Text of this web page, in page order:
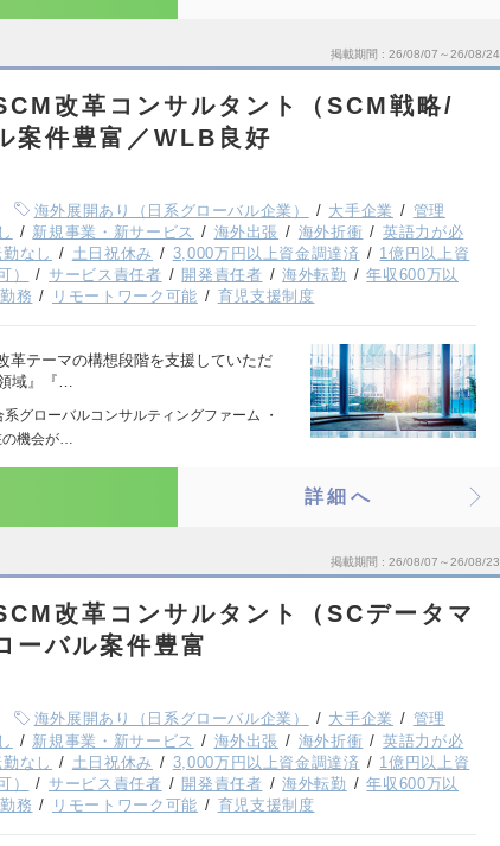
掲載期間 26/08/07～26/08/24
改革コンサルタント（SCM戦略/
案件豊富／WLB良好
海外展開あり（日系グローバル企業） 大手企業
管理
新規事業・新サービス 海外出張 海外折衝
英語力が必
勤なし 土日祝休み 3,000万円以上資金調達済
1億円以上資
） サービス責任者 開発責任者 海外転勤
年収600万以
務 リモートワーク可能 育児支援制度
革テーマの構想段階を支援していただ
域』『…
グローバルコンサルティングファーム ・
の機会が…
詳細へ
掲載期間 26/08/07～26/08/23
改革コンサルタント（SCデータマ
ーバル案件豊富
海外展開あり（日系グローバル企業） 大手企業
管理
新規事業・新サービス 海外出張 海外折衝
英語力が必
勤なし 土日祝休み 3,000万円以上資金調達済
1億円以上資
） サービス責任者 開発責任者 海外転勤
年収600万以
務 リモートワーク可能 育児支援制度